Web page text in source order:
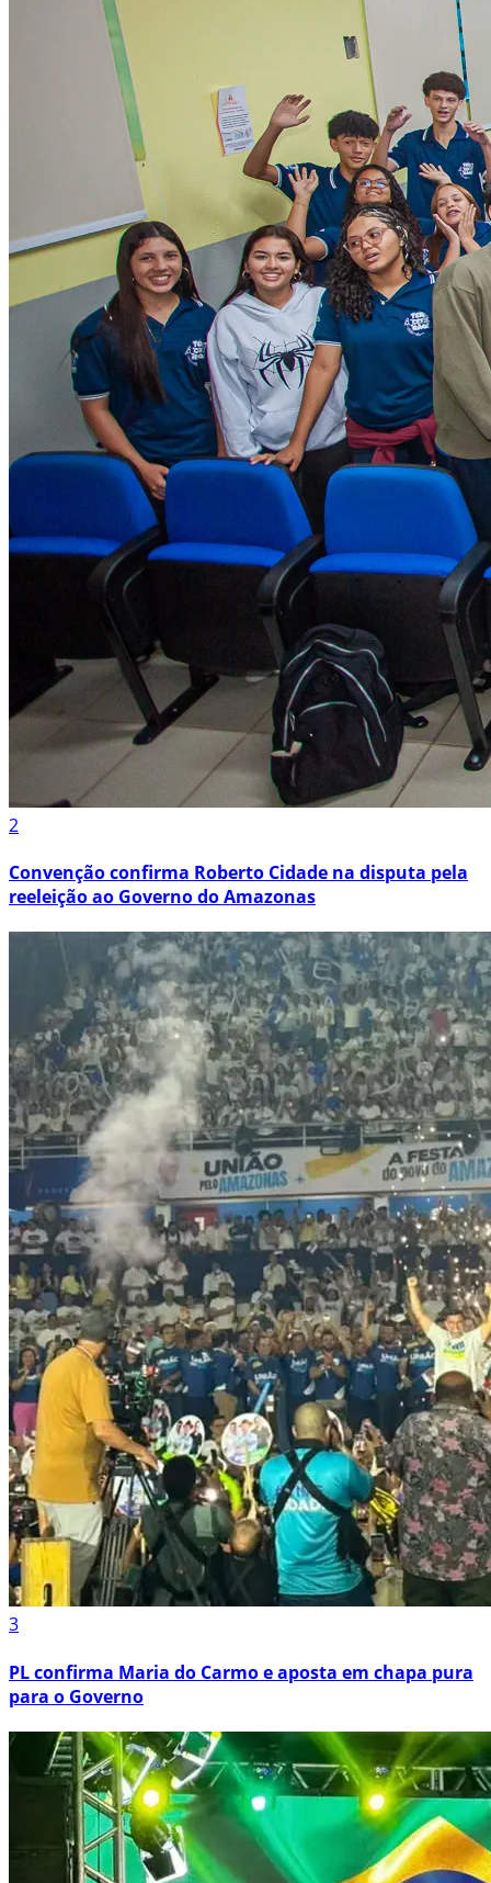
2
Convenção confirma Roberto Cidade na disputa pela
reeleição ao Governo do Amazonas
3
PL confirma Maria do Carmo e aposta em chapa pura
para o Governo